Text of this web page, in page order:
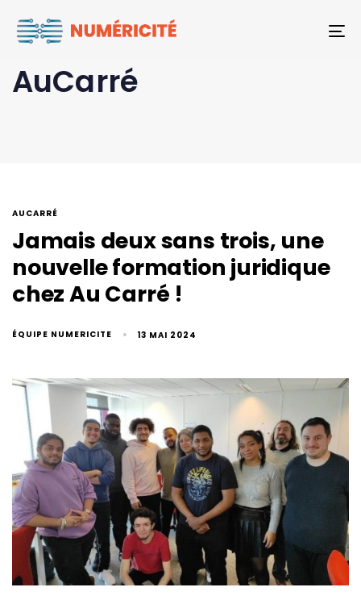
AuCarré
AUCARRÉ
Jamais deux sans trois, une
nouvelle formation juridique
chez Au Carré !
ÉQUIPE NUMERICITE 13 MAI 2024